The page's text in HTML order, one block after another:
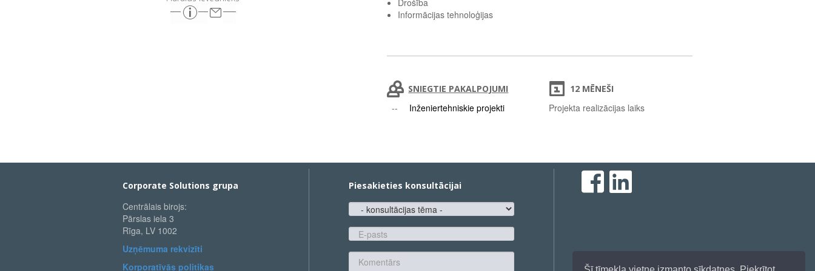
Drošība
Informācijas tehnoloģijas
SNIEGTIE PAKALPOJUMI
Inženiertehniskie projekti
12 MĒNEŠI
Projekta realizācijas laiks
Corporate Solutions grupa
Centrālais birojs:
Pārslas iela 3
Rīga, LV 1002
Uzņēmuma rekvizīti
Korporatīvās politikas
Piesakieties konsultācijai
konsultācijas
tēma
E-
pasts